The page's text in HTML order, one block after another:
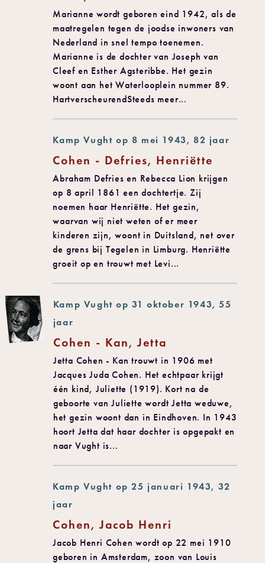
Marianne wordt geboren eind 1942, als de
maatregelen tegen de joodse inwoners van
Nederland in snel tempo toenemen.
Marianne is de dochter van Joseph van
Cleef en Esther Agsteribbe. Het gezin
woont aan het Waterlooplein nummer 89.
HartverscheurendSteeds meer...
Kamp Vught op 8 mei 1943, 82 jaar
Cohen - Defries, Henriëtte
Abraham Defries en Rebecca Lion krijgen
op 8 april 1861 een dochtertje. Zij
noemen haar Henriëtte. Het gezin,
waarvan wij niet weten of er meer
kinderen zijn, woont in Duitsland, net over
de grens bij Tegelen in Limburg. Henriëtte
groeit op en trouwt met Levi...
Kamp Vught op 31 oktober 1943, 55
jaar
Cohen - Kan, Jetta
Jetta Cohen - Kan trouwt in 1906 met
Jacques Juda Cohen. Het echtpaar krijgt
één kind, Juliette (1919). Kort na de
geboorte van Juliette wordt Jetta weduwe,
het gezin woont dan in Eindhoven. In 1943
hoort Jetta dat haar dochter is opgepakt en
naar Vught is...
Kamp Vught op 25 januari 1943, 32
jaar
Cohen, Jacob Henri
Jacob Henri Cohen wordt op 22 mei 1910
geboren in Amsterdam, zoon van Louis